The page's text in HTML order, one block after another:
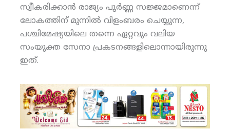
സ്വീകരിക്കാന്‍ രാജ്യം പൂര്‍ണ്ണ സജ്ജമാണെന്ന്
ലോകത്തിന് മുന്നില്‍ വിളംബരം ചെയ്യുന്ന,
പശ്ചിമേഷ്യയിലെ തന്നെ ഏറ്റവും വലിയ
സംയുക്ത സേനാ പ്രകടനങ്ങളിലൊന്നായിരുന്നു
ഇത്.